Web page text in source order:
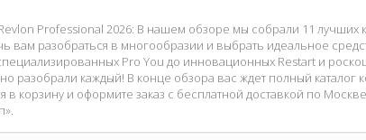
Professional 2026: В нашем обзоре мы собрали 11 лучших
вам разобраться в многообразии и выбрать идеальное
Pro You до инновационных Restart и
разобрали каждый! В конце обзора вас ждет полный каталог
корзину и оформите заказ с бесплатной доставкой по Москве